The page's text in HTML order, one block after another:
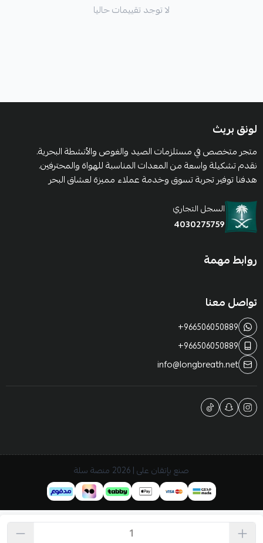
لا توجد تقييمات حاليا
لونق بريث
متجر متخصص في مستلزمات الصيد والغوص والأنشطة البحرية.
نقدم تشكيلة واسعة من المعدات المناسبة للهواة والمحترفين.
هدفنا توفير تجربة تسوق وخدمة عملاء مميزة لعشاق البحر
السجل التجاري
4030275759
روابط مهمة
تواصل معنا
+966506050889
+966506050889
info@longbreath.net
صنع بإتقان على | 2026 منصة سلة